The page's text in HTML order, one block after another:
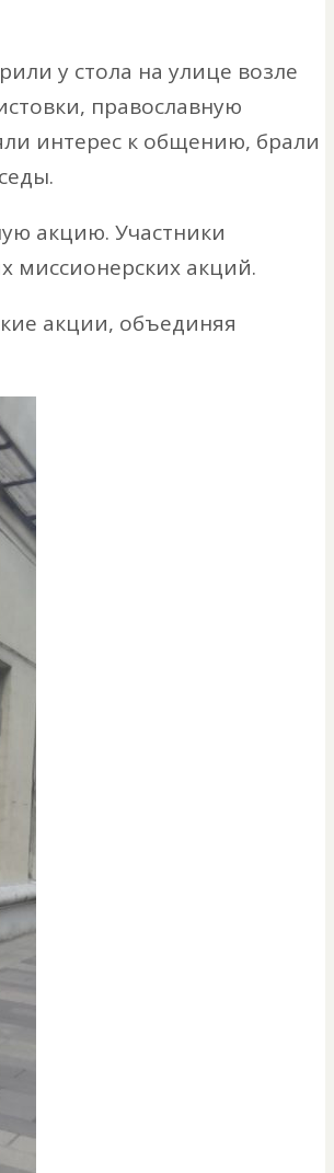
у стола на улице возле
православную
интерес к общению, брали
акцию. Участники
миссионерских акций.
акции, объединяя